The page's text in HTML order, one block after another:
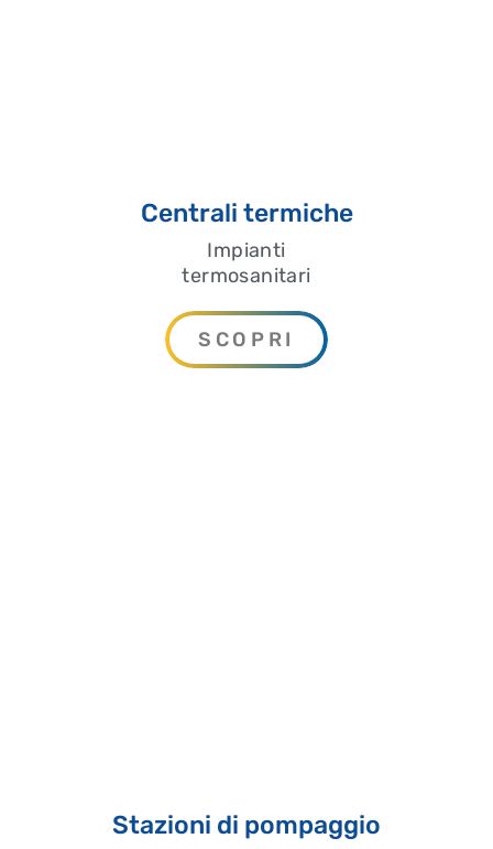
Centrali termiche
Impianti
termosanitari
SCOPRI
Stazioni di pompaggio